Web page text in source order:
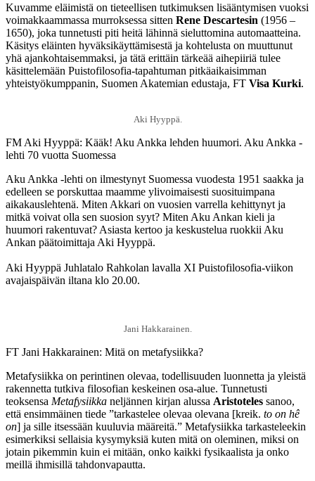
Kuvamme eläimistä on tieteellisen tutkimuksen lisääntymisen vuoksi
voimakkaammassa murroksessa sitten Rene Descartesin (1956 –
1650), joka tunnetusti piti heitä lähinnä sieluttomina automaatteina.
Käsitys eläinten hyväksikäyttämisestä ja kohtelusta on muuttunut
yhä ajankohtaisemmaksi, ja tätä erittäin tärkeää aihepiiriä tulee
käsittelemään Puistofilosofia-tapahtuman pitkäaikaisimman
yhteistyökumppanin, Suomen Akatemian edustaja, FT Visa Kurki.
Aki Hyyppä.
FM Aki Hyyppä: Kääk! Aku Ankka lehden huumori. Aku Ankka -
lehti 70 vuotta Suomessa
Aku Ankka -lehti on ilmestynyt Suomessa vuodesta 1951 saakka ja
edelleen se porskuttaa maamme ylivoimaisesti suosituimpana
aikakauslehtenä. Miten Akkari on vuosien varrella kehittynyt ja
mitkä voivat olla sen suosion syyt? Miten Aku Ankan kieli ja
huumori rakentuvat? Asiasta kertoo ja keskustelua ruokkii Aku
Ankan päätoimittaja Aki Hyyppä.
Aki Hyyppä Juhlatalo Rahkolan lavalla XI Puistofilosofia-viikon
avajaispäivän iltana klo 20.00.
Jani Hakkarainen.
FT Jani Hakkarainen: Mitä on metafysiikka?
Metafysiikka on perintinen olevaa, todellisuuden luonnetta ja yleistä
rakennetta tutkiva filosofian keskeinen osa-alue. Tunnetusti
teoksensa Metafysiikka neljännen kirjan alussa Aristoteles sanoo,
että ensimmäinen tiede ”tarkastelee olevaa olevana [kreik. to on hê
on] ja sille itsessään kuuluvia määreitä.” Metafysiikka tarkasteleekin
esimerkiksi sellaisia kysymyksiä kuten mitä on oleminen, miksi on
jotain pikemmin kuin ei mitään, onko kaikki fysikaalista ja onko
meillä ihmisillä tahdonvapautta.